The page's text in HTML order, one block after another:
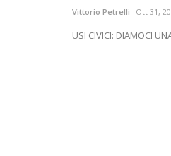
Vittorio Petrelli Ott 31,
USI CIVICI: DIAMOCI